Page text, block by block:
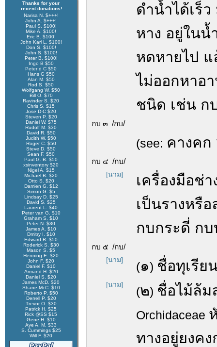
Thanks for your
recent donations!
Narisa N. $+++!
John A. $+++!
Paul S. $100!
Mike A. $100!
Eric B. $100!
John Karl L. $100!
Don S. $100!
John S. $100!
Peter B. $100!
Ingo B $50
Peter d C $50
Hans G $50
Alan M. $50
Rod S. $50
Wolfgang W. $50
Bill O. $70
Ravinder S. $20
Chris S. $15
Jose D-C $20
Steven P. $20
Daniel W. $75
Rudolf M. $30
David R. $50
Judith W. $50
Roger C. $50
Steve D. $50
Sean F. $50
Paul G. B. $50
xsinventory $20
Nigel A. $15
Michael B. $20
Otto S. $20
Damien G. $12
Simon G. $5
Lindsay D. $25
David S. $25
Laurent L. $40
Peter van G. $10
Graham S. $10
Peter N. $30
James A. $10
Dmitry I. $10
Edward R. $50
Roderick S. $30
Mason S. $5
Henning E. $20
John F. $20
Daniel F. $10
Armand H. $20
Daniel S. $20
James McD. $20
Shane McC. $10
Roberto P. $50
Derrell P. $20
Trevor O. $30
Patrick H. $25
Rick @SS $15
Gene H. $10
Aye A. M. $33
S. Cummings $25
Will F. $20
ดำน้ำได้เร็
หาง อยู่ในน้
หดหายไป
ไม่ออกหาอ
ชนิด เช่น
กบ ๓ /กบ/
(see: คางคก
กบ ๔ /กบ/
[นาม]
เครื่องมือช่
เป็นรางหรื
กบกระดี่ ก
กบ ๕ /กบ/
[นาม]
(๑) ชื่อทุเรีย
[นาม]
(๒) ชื่อไม้ล้
Orchidaceae
ทางอยู่ยงค